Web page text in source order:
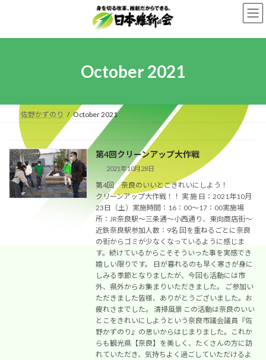
October 2021
佐野かずのり October 2021
第4回クリーンアップ大作戦
2021年10月28日
第4回 奈良のいいとこきれいにしよう！
クリーンアップ大作戦！！ 実 施 日：2021年10月
23日（土）実施時間：16：00～17：00実施場
所：JR奈良駅～三条通～小西通り、東向商店街～
近鉄奈良駅参加人数：9名 回を重ねるごとに奈良
の街からゴミが少なくなっているように感じま
す。続けているからこそそういった事を実感でき
嬉しい限りです。 日が暮れるのも早く寒さが身に
しみる季節となりましたが、今回も活動には市
外、県外からお集まりいただきました。 ご参加い
ただきました皆様、ありがとうございました。お
疲れさまでした。 清掃風景 この活動は奈良のいい
とこをきれいにしようという奈良市議会議員『佐
野かずのり』の思いからはじまりました。これか
らも観光県【奈良】を美しく、たくさんの方に訪
れていただき、気持ちよく過ごしていただけるよ